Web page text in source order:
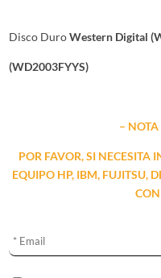
Disco DuroWestern Digital (
(WD2003FYYS)
–
POR FAVOR, SI NECESITA
EQUIPO HP, IBM, FUJITSU,
A
l